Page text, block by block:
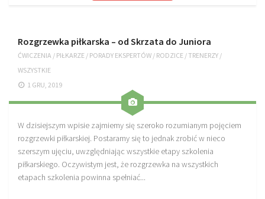
Plan treningowy szybkość i dynamika
Program treningu siłowego
Sklep
Plany treningowe
Aplikacja Pro Training
Sprzęt treningowy
Rozgrzewka piłkarska – od Skrzata do Juniora
ĆWICZENIA / PIŁKARZE / PORADY EKSPERTÓW / RODZICE /TRENERZY /
WSZYSTKIE
1 GRU, 2019
W dzisiejszym wpisie zajmiemy się szeroko rozumianym pojęciem
rozgrzewki piłkarskiej. Postaramy się to jednak zrobić w nieco
szerszym ujęciu, uwzględniając wszystkie etapy szkolenia
piłkarskiego. Oczywistym jest, że rozgrzewka na wszystkich
etapach szkolenia powinna spełniać...